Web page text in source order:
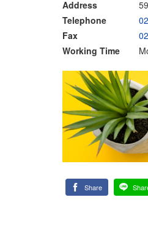
Address
Telephone
Fax
Working Time
Share